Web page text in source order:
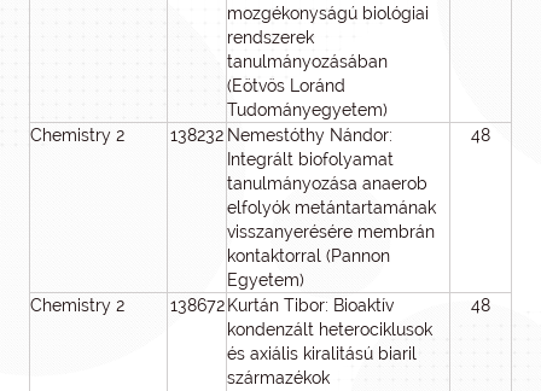
mozgékonyságú biológiai
rendszerek
tanulmányozásában
(Eötvös Loránd
Tudományegyetem)
Chemistry 2 138232 Nemestóthy Nándor:
Integrált biofolyamat
tanulmányozása anaerob
elfolyók metántartamának
visszanyerésére membrán
kontaktorral (Pannon
Egyetem)
48
Chemistry 2 138672 Kurtán Tibor: Bioaktív
kondenzált heterociklusok
és axiális kiralitású biaril
származékok
48